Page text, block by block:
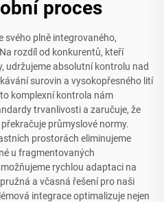
proces
svého plně integrovaného,
rozdíl od konkurentů, kteří
udržujeme absolutní kontrolu nad
surovin a vysokopřesného lití
komplexní kontrola nám
trvanlivosti a zaručuje, že
průmyslové normy.
prostorách eliminujeme
u fragmentovaných
rychlou adaptaci na
a včasná řešení pro naši
integrace optimalizuje nejen